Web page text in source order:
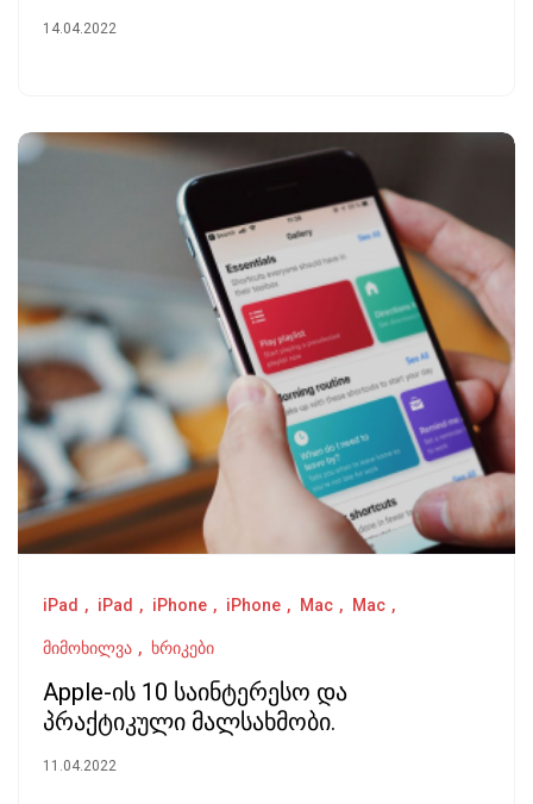
14.04.2022
iPad iPad iPhone iPhone Mac Mac
მიმოხილვა ხრიკები
Apple-ის 10 საინტერესო და
პრაქტიკული მალსახმობი.
11.04.2022